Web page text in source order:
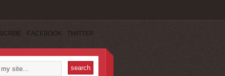
FACEBOOK TWITTER